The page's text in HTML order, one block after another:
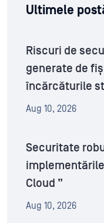
Ultimele
Riscuri de
generate de
încărcăturile
Aug 10, 2026
Securitate
Cloud ”
Aug 10, 2026